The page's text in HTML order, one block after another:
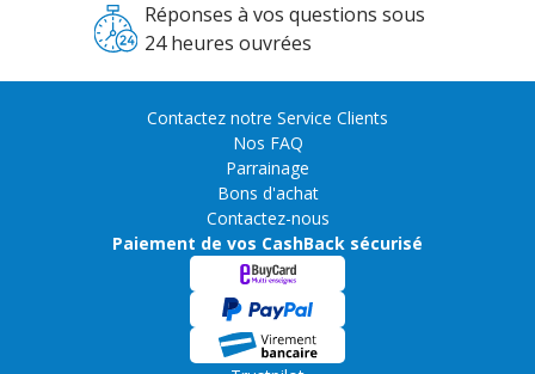
Réponses à vos questions sous
24 heures ouvrées
Contactez notre Service Clients
Nos FAQ
Parrainage
Bons d'achat
Contactez-nous
Paiement de vos CashBack sécurisé